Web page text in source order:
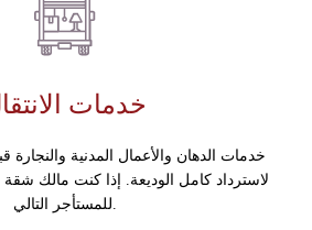
خدمات
خدمات الدهان والأعمال المدنية والنجارة
لاسترداد كامل الوديعة. إذا كنت مالك
للمستأجر التالي.